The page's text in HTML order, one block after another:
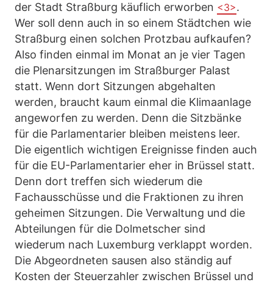
der Stadt Straßburg käuflich erworben <3>.
Wer soll denn auch in so einem Städtchen wie
Straßburg einen solchen Protzbau aufkaufen?
Also finden einmal im Monat an je vier Tagen
die Plenarsitzungen im Straßburger Palast
statt. Wenn dort Sitzungen abgehalten
werden, braucht kaum einmal die Klimaanlage
angeworfen zu werden. Denn die Sitzbänke
für die Parlamentarier bleiben meistens leer.
Die eigentlich wichtigen Ereignisse finden auch
für die EU-Parlamentarier eher in Brüssel statt.
Denn dort treffen sich wiederum die
Fachausschüsse und die Fraktionen zu ihren
geheimen Sitzungen. Die Verwaltung und die
Abteilungen für die Dolmetscher sind
wiederum nach Luxemburg verklappt worden.
Die Abgeordneten sausen also ständig auf
Kosten der Steuerzahler zwischen Brüssel und